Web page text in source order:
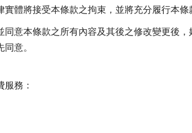
體將接受本條款之拘束，並將充分履行本條
意本條款之所有內容及其後之修改變更後
意。
務：